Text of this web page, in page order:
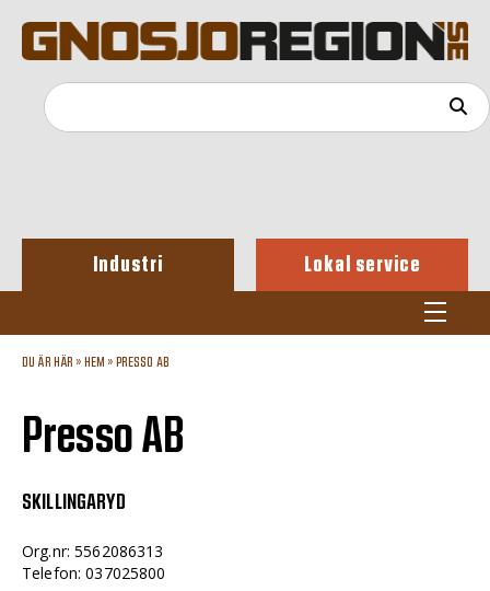
Industri Lokal service
DU ÄR HÄR » HEM » PRESSO AB
Presso AB
SKILLINGARYD
Org.nr: 5562086313
Telefon: 037025800